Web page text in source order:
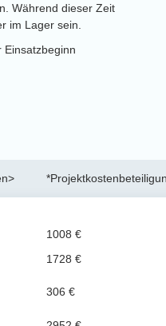
Während dieser Zeit
im Lager sein.
Einsatzbeginn
1008 €
1728 €
306 €